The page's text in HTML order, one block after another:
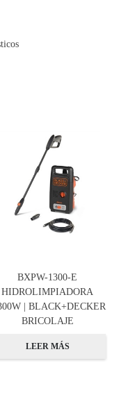
BXPW-1300-E
HIDROLIMPIADORA
| BLACK+DECKER
BRICOLAJE
LEER MÁS